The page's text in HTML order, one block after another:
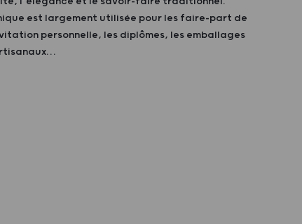
est largement utilisée pour les faire-part de
personnelle, les diplômes, les emballages